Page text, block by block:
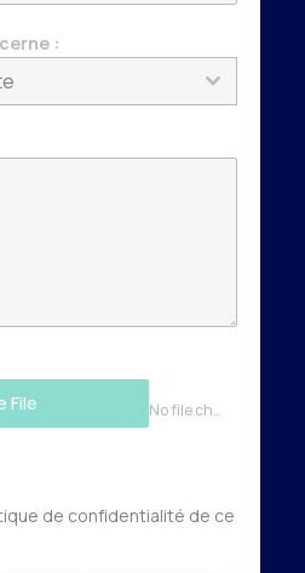
:
File
No file chosen
de confidentialité de ce